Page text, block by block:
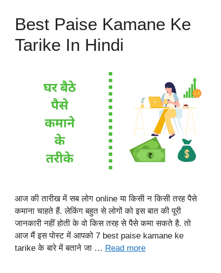
Best Paise Kamane Ke
Tarike In Hindi
आज की तारीख में सब लोग online या किसी न किसी तरह पैसे
कमाना चाहते हैं. लेकिंग बहुत से लोगों को इस बात की पूरी
जानकारी नहीं होती के वो किस तरह से पैसे कमा सकते है. तो
आज मैं इस पोस्ट में आपको 7 best paise kamane ke
tarike के बारे में बताने जा … Read more